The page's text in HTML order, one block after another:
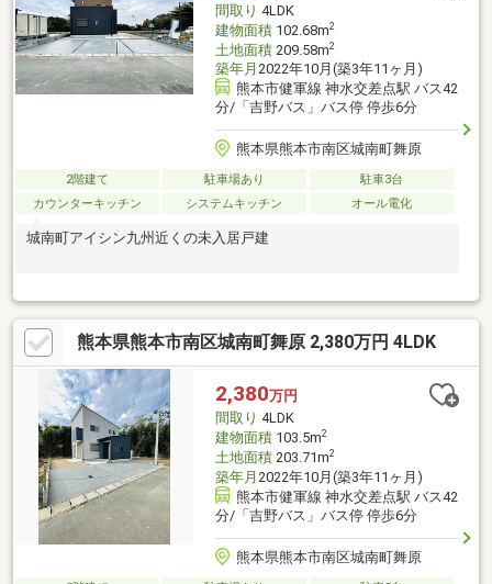
間取り 4LDK
建物面積102.68m2
土地面積209.58m2
築年月 2022年10月(築3年11ヶ月)
熊本市健軍線 神水交差点駅 バス42
分/「吉野バス」バス停 停歩6分
熊本県熊本市南区城南町舞原
2階建て 駐車場あり
駐車3台
カウンターキッチン
システムキッチン オール電化
城南町アイシン九州近くの未入居戸建
熊本県熊本市南区城南町舞原 2,380万円 4LDK
2,380万円
間取り 4LDK
建物面積103.5m2
土地面積203.71m2
築年月 2022年10月(築3年11ヶ月)
熊本市健軍線 神水交差点駅 バス42
分/「吉野バス」バス停 停歩6分
熊本県熊本市南区城南町舞原